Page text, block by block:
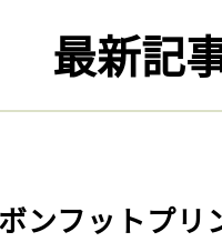
最新記
ンフットプリ